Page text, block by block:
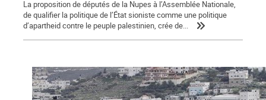
La proposition de députés de la Nupes à l’Assemblée Nationale,
de qualifier la politique de l’État sioniste comme une politique
d’apartheid contre le peuple palestinien, crée de...